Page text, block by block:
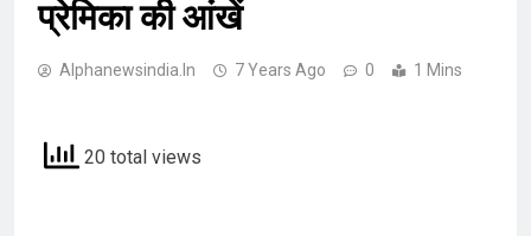
प्रेमिका की आंखें
Alphanewsindia.in 7 Years Ago 0 1 Mins
20 total views